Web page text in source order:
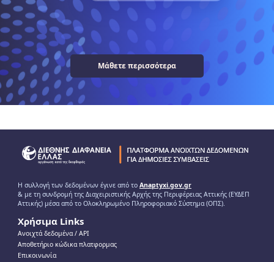
Μάθετε περισσότερα
Η συλλογή των δεδομένων έγινε από το Anaptyxi.gov.gr
& με τη συνδρομή της Διαχειριστικής Αρχής της Περιφέρειας Αττικής (ΕΥΔΕΠ
Αττικής) μέσα από το Ολοκληρωμένο Πληροφοριακό Σύστημα (ΟΠΣ).
Χρήσιμα Links
Ανοιχτά δεδομένα / ΑPI
Αποθετήριο κώδικα πλατφορμας
Επικοινωνία